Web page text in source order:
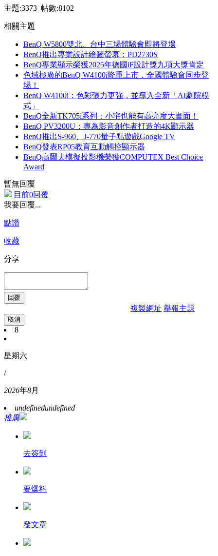
主題:3373 帖數:8102
相關主題
BenQ W5800雙北、台中三場體驗會即將登場
BenQ推出專業設計繪圖螢幕：PD2730S
BenQ專業顯示榮獲2025年德國iF設計獎九項大獎肯定
色域極廣的BenQ W4100i隆重上市，全國體驗會同步登
場！
BenQ W4100i：色彩張力更強，並導入全新「AI劇院模
式」
BenQ全新TK705i系列：小宅也能有高亮度大畫面！
BenQ PV3200U：專為影音創作者打造的4K顯示器
BenQ推出S-960、J-770量子點遊戲Google TV
BenQ發表RP05教育互動觸控顯示器
BenQ高爾夫模擬投影機榮獲COMPUTEX Best Choice
Award
暫無回覆
目前0回覆
我要回覆...
點讚
收藏
分享
複製網址 舉報主題
取消
8
星期六
/
2026年8月
undefinedundefined
推廣
去簽到
要爆料
發文章